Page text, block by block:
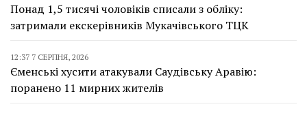
Понад 1,5 тисячі чоловіків списали з обліку:
затримали екскерівників Мукачівського ТЦК
12:37 7 СЕРПНЯ, 2026
Єменські хусити атакували Саудівську Аравію:
поранено 11 мирних жителів